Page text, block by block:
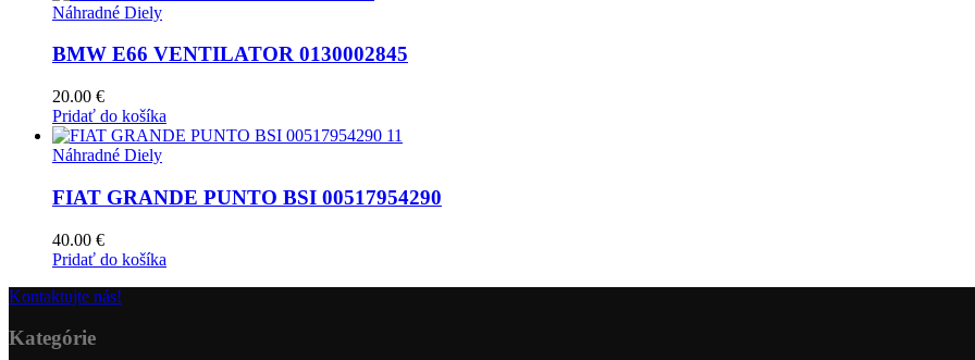
Náhradné Diely
BMW E66 VENTILATOR 0130002845
20.00 €
Pridať do košíka
Náhradné Diely
FIAT GRANDE PUNTO BSI 00517954290
40.00 €
Pridať do košíka
Kontaktujte nás!
Kategórie